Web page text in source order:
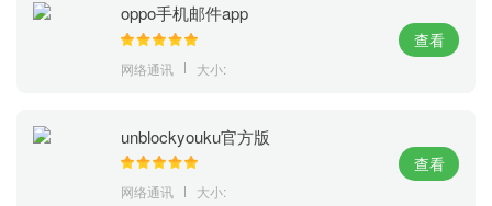
oppo手机邮件app
网络通讯 大小:
查看
unblockyouku官方版
网络通讯 大小:
查看